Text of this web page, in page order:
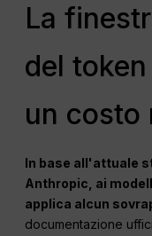
La
del
un costo
In base all'attuale
Anthropic, ai
applica alcun
documentazione